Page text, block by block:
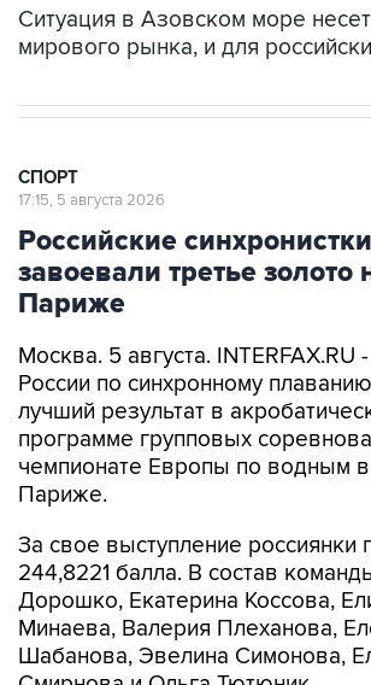
Ситуация в Азовском море
мирового рынка, и для
СПОРТ
17:15, 5 августа 2026
Российские синхронистки
завоевали третье золото
Париже
Москва. 5 августа. INTERFAX.RU
России по синхронному
лучший результат в
программе групповых
чемпионате Европы по водным
Париже.
За свое выступление россиянки
244,8221 балла. В состав
Дорошко, Екатерина Коссова,
Минаева, Валерия Плеханова,
Шабанова, Эвелина Симонова,